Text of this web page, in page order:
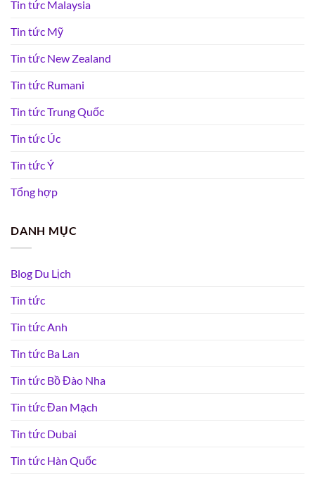
Tin tức Malaysia
Tin tức Mỹ
Tin tức New Zealand
Tin tức Rumani
Tin tức Trung Quốc
Tin tức Úc
Tin tức Ý
Tổng hợp
DANH MỤC
Blog Du Lịch
Tin tức
Tin tức Anh
Tin tức Ba Lan
Tin tức Bồ Đào Nha
Tin tức Đan Mạch
Tin tức Dubai
Tin tức Hàn Quốc